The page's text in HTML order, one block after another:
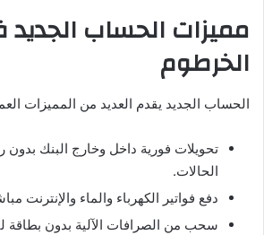
مميزات الحساب
الخرطوم
الحساب الجديد يقدم العديد من المميزات
تحويلات فورية داخل وخارج البنك
الحالات.
دفع فواتير الكهرباء والماء والإنترنت
سحب من الصرافات الآلية بدون بطاقة